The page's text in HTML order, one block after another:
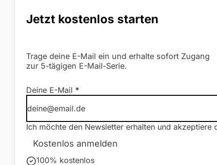
Jetzt kostenlos starten
Trage deine E-Mail ein und erhalte sofort Zugang
zur 5-tägigen E-Mail-Serie.
Newsletter Formular
Deine E-Mail *
Ich möchte den Newsletter erhalten und akzeptiere
Kostenlos anmelden
100% kostenlos